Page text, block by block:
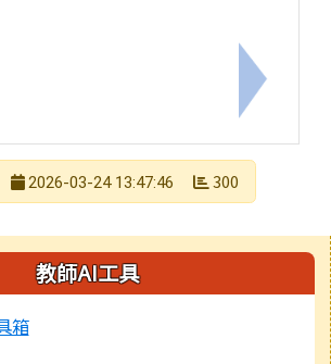
市115年度國小及幼兒園教師市內介聘期
下一筆：
2026-03-24 13:47:46 300
教師AI工具
箱